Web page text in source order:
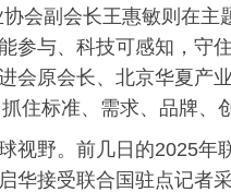
会副会长王惠敏则在主
参与、科技可感知，守
会原会长、北京华夏产
住标准、需求、品牌、
视野。前几日的2025
华接受联合国驻点记者